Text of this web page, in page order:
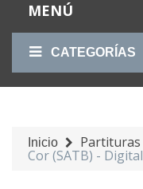
MENÚ
CATEGORÍAS
Inicio Partituras
Cor (SATB) - Digital